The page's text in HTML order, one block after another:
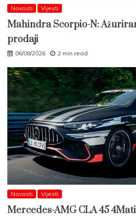
Novosti Vijesti
Mahindra Scorpio-N:
prodaji
06/08/2026 2 min read
Novosti Vijesti
Mercedes-AMG CLA 45